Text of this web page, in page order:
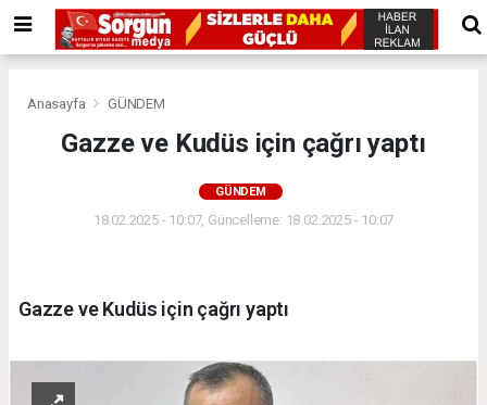
Anasayfa GÜNDEM
Gazze ve Kudüs için çağrı yaptı
GÜNDEM
18.02.2025 - 10:07, Güncelleme: 18.02.2025 - 10:07
Gazze ve Kudüs için çağrı yaptı